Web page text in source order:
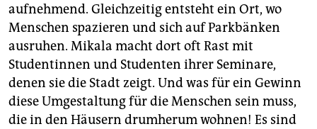
aufnehmend. Gleichzeitig entsteht ein Ort, wo
Menschen spazieren und sich auf Parkbänken
ausruhen. Mikala macht dort oft Rast mit
Studentinnen und Studenten ihrer Seminare,
denen sie die Stadt zeigt. Und was für ein Gewinn
diese Umgestaltung für die Menschen sein muss,
die in den Häusern drumherum wohnen! Es sind